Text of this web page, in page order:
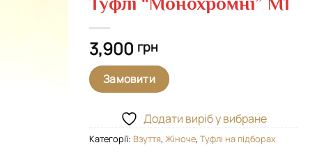
3,900 грн
Замовити
Додати виріб у вибране
Категорії: Взуття, Жіноче, Туфлі на підборах